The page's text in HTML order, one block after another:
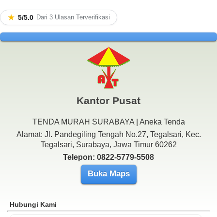
★ 5/5.0 Dari 3 Ulasan Terverifikasi
Kantor Pusat
TENDA MURAH SURABAYA | Aneka Tenda
Alamat: Jl. Pandegiling Tengah No.27, Tegalsari, Kec.
Tegalsari, Surabaya, Jawa Timur 60262
Telepon: 0822-5779-5508
Buka Maps
Hubungi Kami